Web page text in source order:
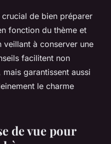
de bien préparer
fonction du thème et
veillant à conserver une
facilitent non
garantissent aussi
le charme
de vue pour